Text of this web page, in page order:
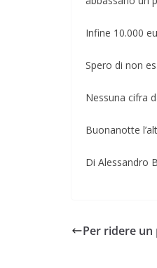
Infine 10.000
Spero di non
Nessuna cifra
Buonanotte
Di Alessandro
Per ridere